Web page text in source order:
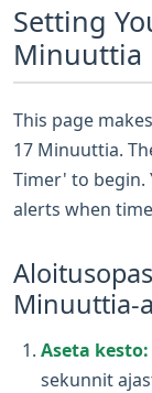
Setting
Minuuttia
This page
17 Minuuttia.
Timer' to begin.
alerts when
Minuuttia-
Aseta kesto:
sekunnit